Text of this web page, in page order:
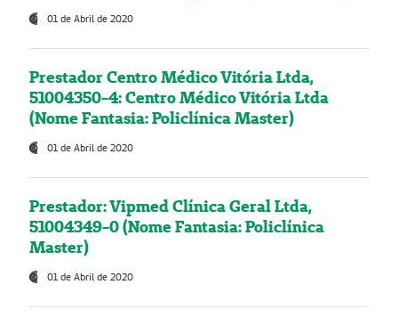
01 de Abril de 2020
Prestador Centro Médico Vitória Ltda,
51004350-4: Centro Médico Vitória Ltda
(Nome Fantasia: Policlínica Master)
01 de Abril de 2020
Prestador: Vipmed Clínica Geral Ltda,
51004349-0 (Nome Fantasia: Policlínica
Master)
01 de Abril de 2020